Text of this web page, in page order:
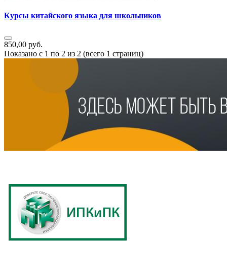
Курсы китайского языка для школьников
850,00 руб.
Показано с 1 по 2 из 2 (всего 1 страниц)